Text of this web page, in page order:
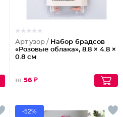
Арт узор / Набор брадсов
«Розовые облака», 8.8 × 4.8 ×
0.8 см
111 56 ₽
-52%